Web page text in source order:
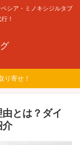
シア・ミノキシジルタブ
！
り寄せ！
とは？ダイ
介